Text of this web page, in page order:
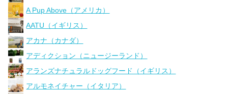
A Pup Above（アメリカ）
AATU（イギリス）
アカナ（カナダ）
アディクション（ニュージーランド）
アランズナチュラルドッグフード（イギリス）
アルモネイチャー（イタリア）